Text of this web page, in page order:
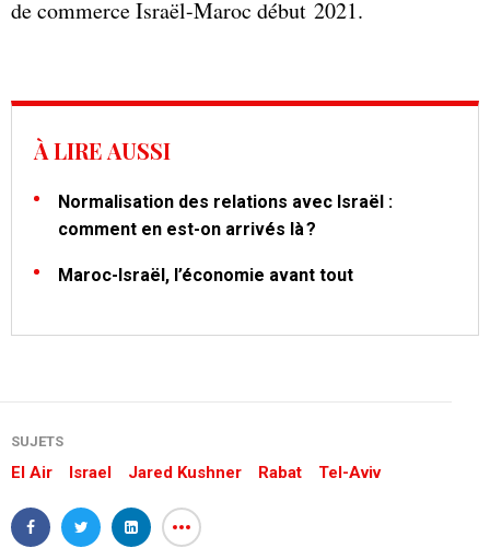
de commerce Israël-Maroc début 2021.
À LIRE AUSSI
Normalisation des relations avec Israël :
comment en est-on arrivés là ?
Maroc-Israël, l’économie avant tout
SUJETS
El Air Israel Jared Kushner Rabat Tel-Aviv